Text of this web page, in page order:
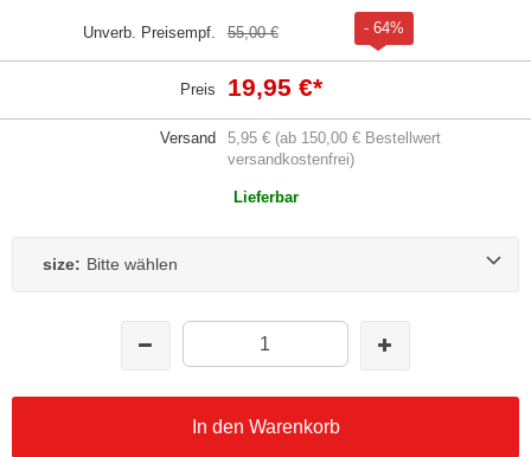
Unverb. Preisempf. 55,00 € - 64%
Preis 19,95 €*
Versand
5,95 € (ab 150,00 € Bestellwert
versandkostenfrei)
Lieferbar
size: Bitte wählen
In den Warenkorb